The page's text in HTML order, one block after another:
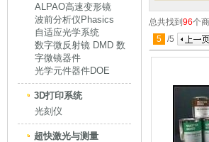
ALPAO高速变形镜
波前分析仪Phasics
自适应光学系统
数字微反射镜 DMD 数
字微镜器件
光学元件器件DOE
3D打印系统
光刻仪
超快激光与测量
总共找到 96个
5 /5